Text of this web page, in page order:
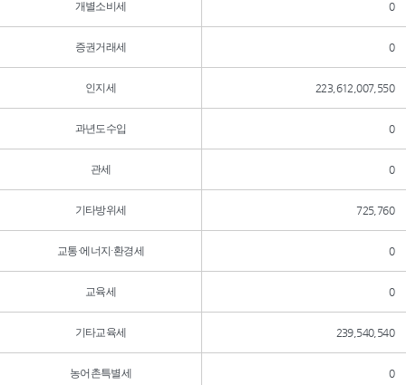
개별소비세 0
증권거래세 0
인지세 223,612,007,550
과년도수입 0
관세 0
기타방위세 725,760
교통·에너지·환경세 0
교육세 0
기타교육세 239,540,540
농어촌특별세 0